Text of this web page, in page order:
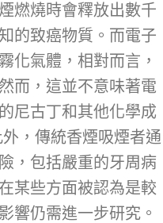
燃燒時會釋放出數千
的致癌物質。而電子
化氣體，相對而言，
而，這並不意味著電
尼古丁和其他化學成
，傳統香煙吸煙者通
，包括嚴重的牙周病
某些方面被認為是較
響仍需進一步研究。